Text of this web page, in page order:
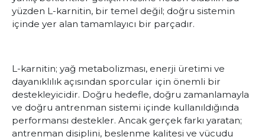
yüzden L-karnitin, bir temel değil; doğru sistemin
içinde yer alan tamamlayıcı bir parçadır.
L-karnitin; yağ metabolizması, enerji üretimi ve
dayanıklılık açısından sporcular için önemli bir
destekleyicidir. Doğru hedefle, doğru zamanlamayla
ve doğru antrenman sistemi içinde kullanıldığında
performansı destekler. Ancak gerçek farkı yaratan;
antrenman disiplini, beslenme kalitesi ve vücudu